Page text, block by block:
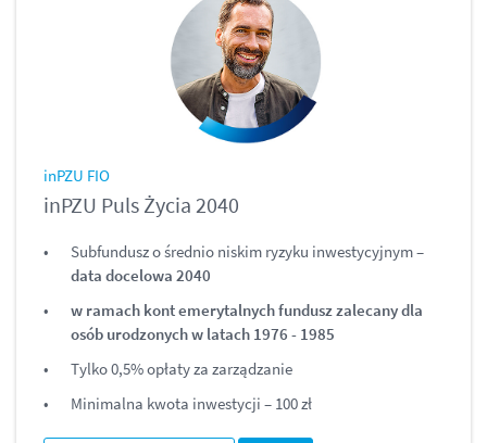
inPZU FIO
inPZU Puls Życia 2040
Subfundusz o średnio niskim ryzyku inwestycyjnym –
data docelowa 2040
w ramach kont emerytalnych fundusz zalecany dla
osób urodzonych w latach 1976 - 1985
Tylko 0,5% opłaty za zarządzanie
Minimalna kwota inwestycji – 100 zł